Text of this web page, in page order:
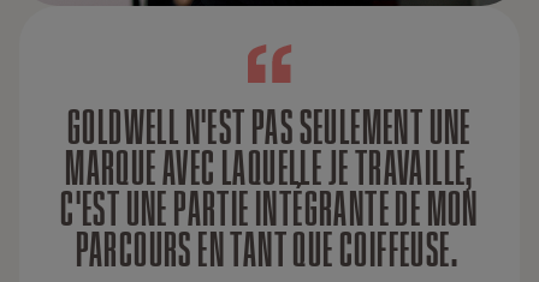
GOLDWELL N'EST PAS SEULEMENT UNE
MARQUE AVEC LAQUELLE JE TRAVAILLE,
C'EST UNE PARTIE INTÉGRANTE DE MON
PARCOURS EN TANT QUE COIFFEUSE.